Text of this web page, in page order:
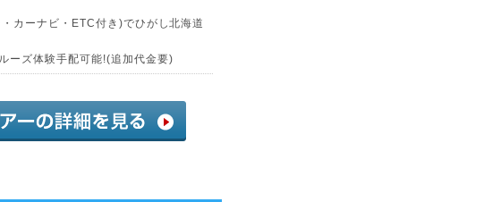
カーナビ・ETC付き)でひがし北海道
ーズ体験手配可能!(追加代金要)